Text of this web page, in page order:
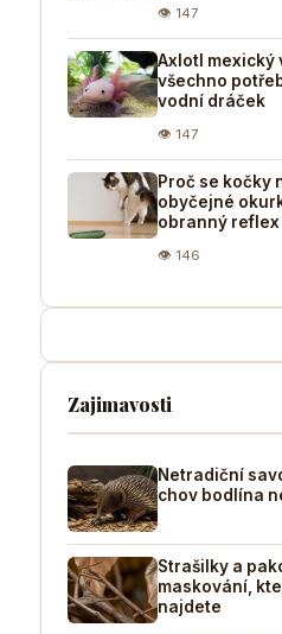
👁 147
Axlotl mexický
všechno
vodní dráček
👁 147
Proč se kočky
obyčejné
obranný reflex
👁 146
Zajimavosti
Netradiční
chov bodlína
Strašilky a
maskování,
najdete